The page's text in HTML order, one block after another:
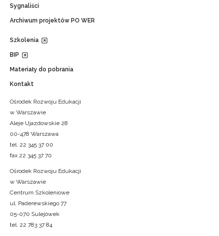
Sygnaliści
Archiwum projektów PO WER
Szkolenia
BIP
Materiały do pobrania
Kontakt
Ośrodek Rozwoju Edukacji
w Warszawie
Aleje Ujazdowskie 28
00-478 Warszawa
tel. 22 345 37 00
fax 22 345 37 70
Ośrodek Rozwoju Edukacji
w Warszawie
Centrum Szkoleniowe
ul. Paderewskiego 77
05-070 Sulejówek
tel. 22 783 37 84